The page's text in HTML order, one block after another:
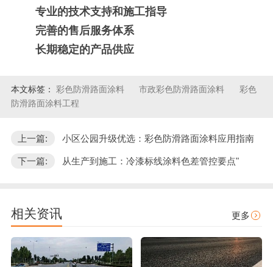
专业的技术支持和施工指导
完善的售后服务体系
长期稳定的产品供应
本文标签： 彩色防滑路面涂料 市政彩色防滑路面涂料
彩色
防滑路面涂料工程
上一篇: 小区公园升级优选：彩色防滑路面涂料应用指南
下一篇: 从生产到施工：冷漆标线涂料色差管控要点"
相关资讯 更多